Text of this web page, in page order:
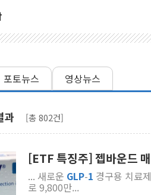
포토뉴스 영상뉴스
과 [총 802건]
[ETF 특징주] 젭바운드
... 새로운 GLP-1 경구용 치료
로 9,800만...